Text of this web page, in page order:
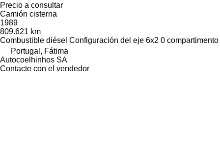
Precio a consultar
Camión cisterna
1989
809.621 km
Combustible diésel Configuración del eje 6x2 0 compartimento
Portugal, Fátima
Autocoelhinhos SA
Contacte con el vendedor